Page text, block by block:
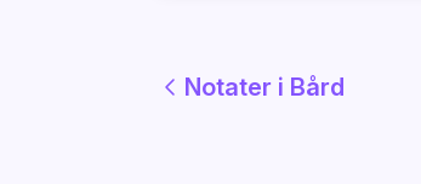
Notater i Bård